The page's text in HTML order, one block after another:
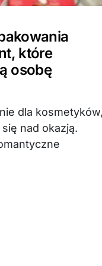
które
osobę
dla
nad okazją.